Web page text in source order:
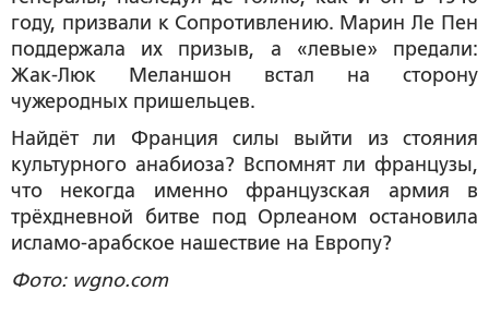
году, призвали к Сопротивлению. Марин Ле Пен
поддержала их призыв, а «левые» предали:
Жак-Люк Меланшон встал на сторону
чужеродных пришельцев.
Найдёт ли Франция силы выйти из стояния
культурного анабиоза? Вспомнят ли французы,
что некогда именно французская армия в
трёхдневной битве под Орлеаном остановила
исламо-арабское нашествие на Европу?
Фото: wgno.com